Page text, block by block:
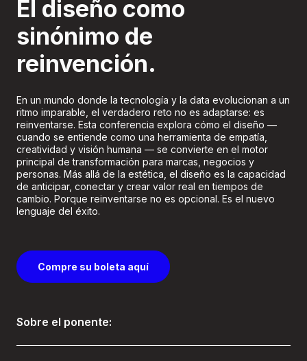
El diseño como
sinónimo de
reinvención.
En un mundo donde la tecnología y la data evolucionan a un
ritmo imparable, el verdadero reto no es adaptarse: es
reinventarse. Esta conferencia explora cómo el diseño —
cuando se entiende como una herramienta de empatía,
creatividad y visión humana — se convierte en el motor
principal de transformación para marcas, negocios y
personas. Más allá de la estética, el diseño es la capacidad
de anticipar, conectar y crear valor real en tiempos de
cambio. Porque reinventarse no es opcional. Es el nuevo
lenguaje del éxito.
Compre su boleta aquí
Sobre el ponente: